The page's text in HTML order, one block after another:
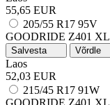
55,65 EUR
205/55 R17 95V
GOODRIDE Z401 XL
Salvesta Võrdle
Laos
52,03 EUR
215/45 R17 91W
GOODRIDE Z401 XL